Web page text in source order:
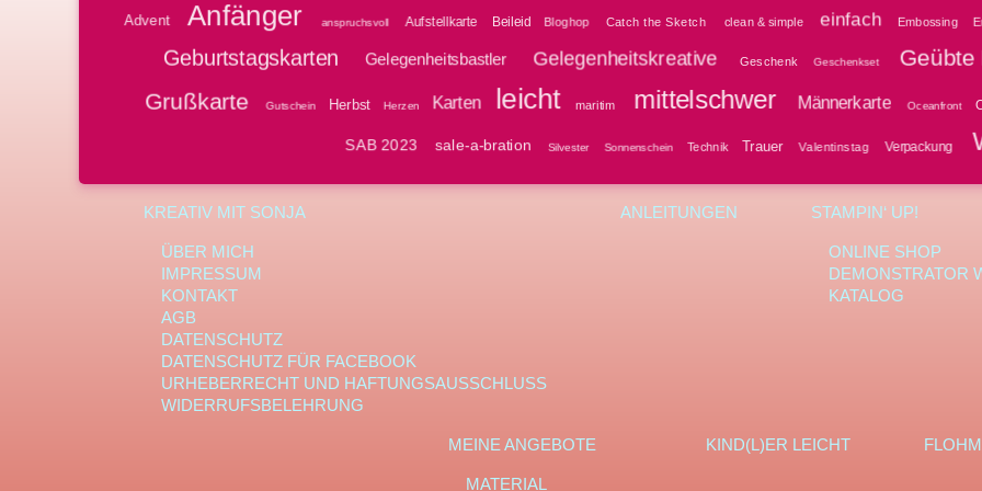
Advent Anfänger anspruchsvoll Aufstellkarte Beileid Bloghop Catch the Sketch clean & simple einfach Embossing
Geburtstagskarten Gelegenheitsbastler Gelegenheitskreative Geschenk Geschenkset Geübte
Grußkarte Gutschein Herbst Herzen Karten leicht maritim mittelschwer Männerkarte Oceanfront
SAB 2023 sale-a-bration Silvester Sonnenschein Technik Trauer Valentinstag Verpackung
KREATIV MIT SONJA
ÜBER MICH
IMPRESSUM
KONTAKT
AGB
DATENSCHUTZ
DATENSCHUTZ FÜR FACEBOOK
URHEBERRECHT UND HAFTUNGSAUSSCHLUSS
WIDERRUFSBELEHRUNG
ANLEITUNGEN STAMPIN‘ UP!
ONLINE SHOP
DEMONSTRATOR
KATALOG
MEINE ANGEBOTE
MATERIAL
KIND(L)ER LEICHT